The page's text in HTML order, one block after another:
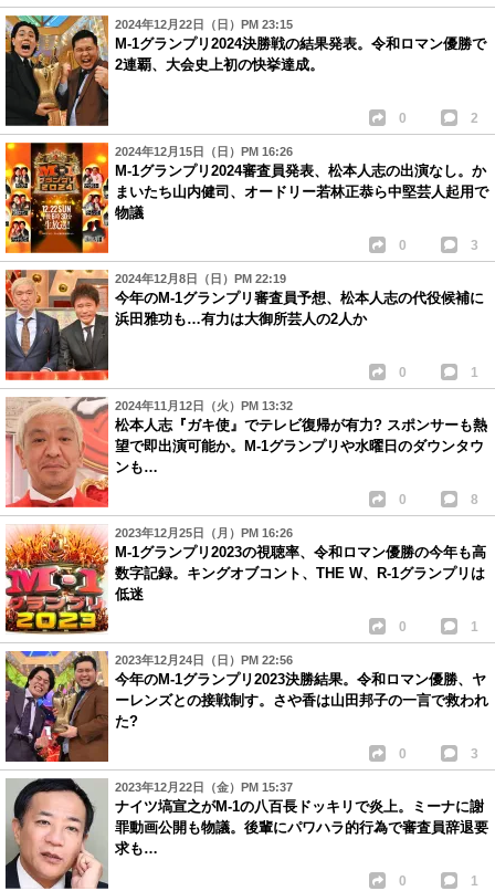
2024年12月22日（日）PM 23:15
M-1グランプリ2024決勝戦の結果発表。令和ロマン優勝で
2連覇、大会史上初の快挙達成。
0 2
2024年12月15日（日）PM 16:26
M-1グランプリ2024審査員発表、松本人志の出演なし。か
まいたち山内健司、オードリー若林正恭ら中堅芸人起用で
物議
0 3
2024年12月8日（日）PM 22:19
今年のM-1グランプリ審査員予想、松本人志の代役候補に
浜田雅功も…有力は大御所芸人の2人か
0 1
2024年11月12日（火）PM 13:32
松本人志『ガキ使』でテレビ復帰が有力? スポンサーも熱
望で即出演可能か。M-1グランプリや水曜日のダウンタウ
ンも…
0 8
2023年12月25日（月）PM 16:26
M-1グランプリ2023の視聴率、令和ロマン優勝の今年も高
数字記録。キングオブコント、THE W、R-1グランプリは
低迷
0 1
2023年12月24日（日）PM 22:56
今年のM-1グランプリ2023決勝結果。令和ロマン優勝、ヤ
ーレンズとの接戦制す。さや香は山田邦子の一言で救われ
た?
0 3
2023年12月22日（金）PM 15:37
ナイツ塙宣之がM-1の八百長ドッキリで炎上。ミーナに謝
罪動画公開も物議。後輩にパワハラ的行為で審査員辞退要
求も…
0 1